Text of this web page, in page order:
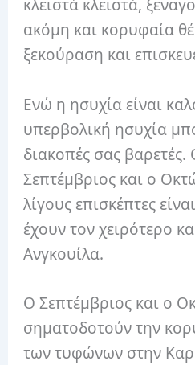
κλειστά κλειστά,
ακόμη και κορυφαία
ξεκούραση και
Ενώ η ησυχία είναι
υπερβολική ησυχία
διακοπές σας
Σεπτέμβριος και ο
λίγους επισκέπτες
έχουν τον χειρότερο
Ανγκουίλα.
Ο Σεπτέμβριος και ο
σηματοδοτούν την
των τυφώνων στην